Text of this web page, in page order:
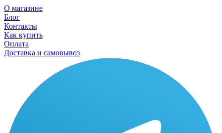
О магазине
Блог
Контакты
Как купить
Оплата
Доставка и самовывоз